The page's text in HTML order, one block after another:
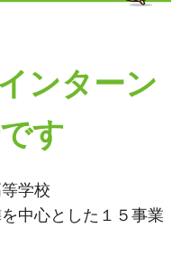
ンターン
す
学校
中心とした１５事業